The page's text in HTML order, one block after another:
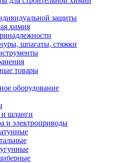
защиты
химия
шпагаты, стяжки
товары
оборудование
и шланги
и электроприводы